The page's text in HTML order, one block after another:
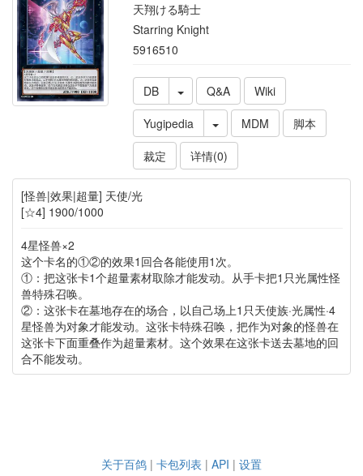
天翔ける騎士
Starring Knight
5916510
DB Q&A
Wiki
Yugipedia
MDM
脚本
裁定
详情(0)
[怪兽|效果|超量] 天使/光
[☆4] 1900/1000
4星怪兽×2
这个卡名的①②的效果1回合各能使用1次。
①：把这张卡1个超量素材取除才能发动。从手卡把1只光属性怪
兽特殊召唤。
②：这张卡在墓地存在的场合，以自己场上1只天使族·光属性·4
星怪兽为对象才能发动。这张卡特殊召唤，把作为对象的怪兽在
这张卡下面重叠作为超量素材。这个效果在这张卡送去墓地的回
合不能发动。
关于百鸽 | 卡包列表 | API | 设置